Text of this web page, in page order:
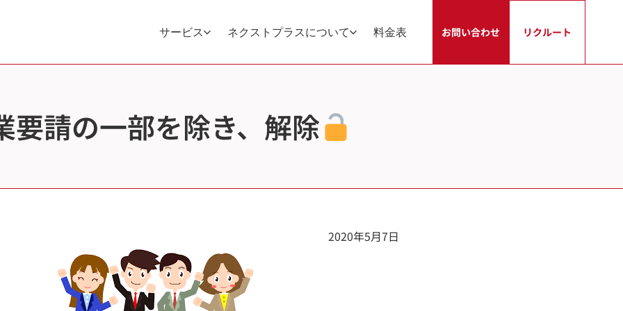
サービス ネクストプラスについて 料金表 お問い合わせ リクルート
要請の一部を除き、解除
2020年5月7日